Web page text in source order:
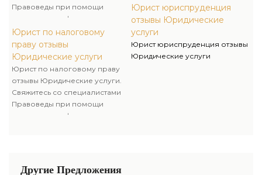
Правоведы при помощи
номеров телефонов и
закажите консультацию наших
специалистов либо их услуги
по сопровождению налоговых
споров и процессов!
Юрист по налоговому
праву отзывы
Юридические услуги
Юрист по налоговому праву
отзывы Юридические услуги.
Свяжитесь со специалистами
Правоведы при помощи
номеров телефонов и
Юрист юриспруденция
отзывы Юридические
услуги
Юрист юриспруденция отзывы
Юридические услуги
Другие Предложения